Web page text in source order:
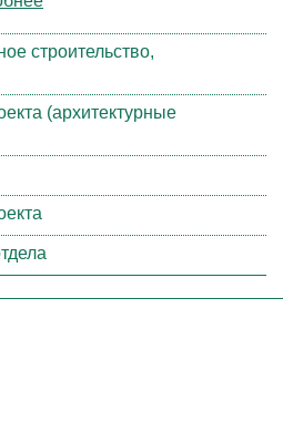
строительство,
(архитектурные